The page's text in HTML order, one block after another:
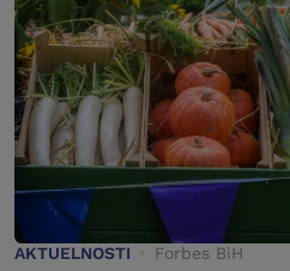
AKTUELNOSTI Forbes BiH